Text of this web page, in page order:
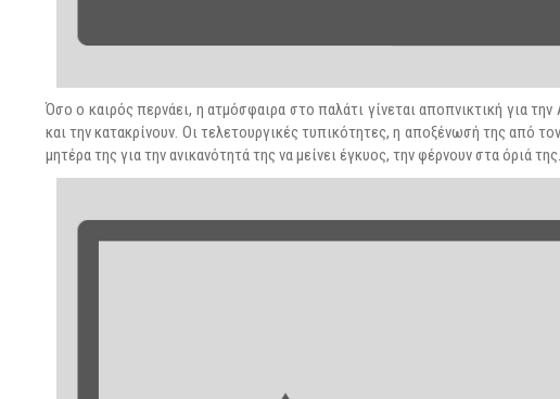
Όσο ο καιρός περνάει, η ατμόσφαιρα στο παλάτι γίνεται αποπνικτική για
και την κατακρίνουν. Οι τελετουργικές τυπικότητες, η αποξένωσή της από
μητέρα της για την ανικανότητά της να μείνει έγκυος, την φέρνουν στα όριά της.